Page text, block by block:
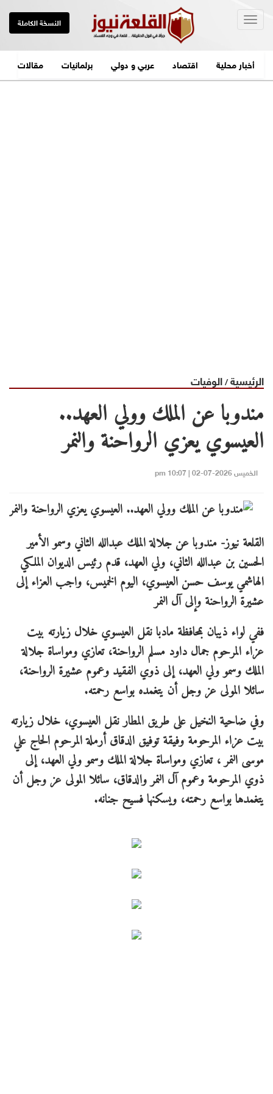
النسخة الكاملة
أخبار محلية اقتصاد عربي و دولي برلمانيات مقالات
الرئيسية/الوفيات
مندوبا عن الملك وولي العهد..
العيسوي يعزي الرواحنة والنمر
الخميس 2026-07-02 | 10:07 pm
القلعة نيوز- مندوبا عن جلالة الملك عبدالله الثاني وسمو الأمير
الحسين بن عبدالله الثاني، ولي العهد، قدم رئيس الديوان الملكي
الهاشمي يوسف حسن العيسوي، اليوم الخميس، واجب العزاء إلى
عشيرة الرواحنة وإلى آل النمر
ففي لواء ذيبان بمحافظة مادبا نقل العيسوي خلال زيارته بيت
عزاء المرحوم جمال داود مسلم الرواحنة، تعازي ومواساة جلالة
الملك وسمو ولي العهد، إلى ذوي الفقيد وعموم عشيرة الرواحنة،
سائلا المولى عز وجل أن يتغمده بواسع رحمته.
وفي ضاحية النخيل على طريق المطار نقل العيسوي، خلال زيارته
بيت عزاء المرحومة وفيقة توفيق الدقاق أرملة المرحوم الحاج علي
موسى النمر ، تعازي ومواساة جلالة الملك وسمو ولي العهد، إلى
ذوي المرحومة وعموم آل النمر والدقاق، سائلا المولى عز وجل أن
يتغمدها بواسع رحمته، ويسكنها فسيح جنانه.